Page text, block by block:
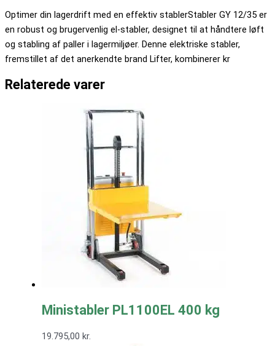
Optimer din lagerdrift med en effektiv stablerStabler GY 12/35 er
en robust og brugervenlig el-stabler, designet til at håndtere løft
og stabling af paller i lagermiljøer. Denne elektriske stabler,
fremstillet af det anerkendte brand Lifter, kombinerer kr
Relaterede varer
Ministabler PL1100EL 400 kg
19.795,00 kr.